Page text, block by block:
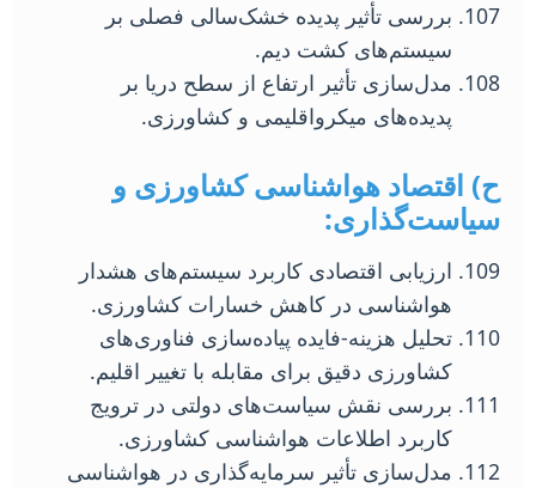
بررسی تأثیر پدیده خشک‌سالی فصلی بر
سیستم‌های کشت دیم.
مدل‌سازی تأثیر ارتفاع از سطح دریا بر
پدیده‌های میکرواقلیمی و کشاورزی.
ح) اقتصاد هواشناسی کشاورزی و
سیاست‌گذاری:
ارزیابی اقتصادی کاربرد سیستم‌های هشدار
هواشناسی در کاهش خسارات کشاورزی.
تحلیل هزینه-فایده پیاده‌سازی فناوری‌های
کشاورزی دقیق برای مقابله با تغییر اقلیم.
بررسی نقش سیاست‌های دولتی در ترویج
کاربرد اطلاعات هواشناسی کشاورزی.
مدل‌سازی تأثیر سرمایه‌گذاری در هواشناسی